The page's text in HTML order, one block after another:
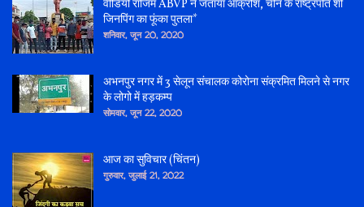
वीडियो राजिम ABVP ने जताया आक्रोश, चीन के राष्ट्रपति शी
जिनपिंग का फूंका पुतला*
शनिवार, जून 20, 2020
अभनपुर नगर में 3 सेलून संचालक कोरोना संक्रमित मिलने से नगर
के लोगो में हड़कम्प
सोमवार, जून 22, 2020
आज का सुविचार (चिंतन)
गुरुवार, जुलाई 21, 2022